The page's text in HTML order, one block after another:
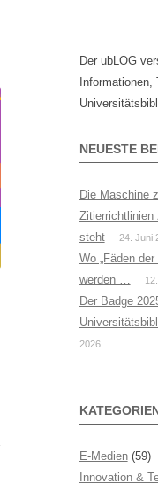
Der ubLOG
NEUESTE
Die Maschine
Zitierrichtlinien
steht
24. Juni
Wo „Fäden
werden …
Der Badge
2026
E-Medien(59)
Innovation &